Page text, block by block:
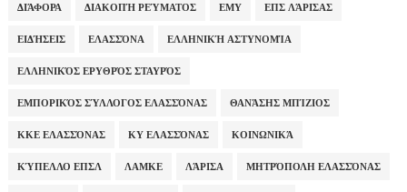
ΔΙΆΦΟΡΑ ΔΙΑΚΟΠΉ ΡΕΎΜΑΤΟΣ ΕΜΥ ΕΠΣ ΛΆΡΙΣΑΣ
ΕΙΔΉΣΕΙΣ ΕΛΑΣΣΌΝΑ ΕΛΛΗΝΙΚΉ ΑΣΤΥΝΟΜΊΑ
ΕΛΛΗΝΙΚΌΣ ΕΡΥΘΡΌΣ ΣΤΑΥΡΌΣ
ΕΜΠΟΡΙΚΌΣ ΣΎΛΛΟΓΟΣ ΕΛΑΣΣΌΝΑΣ ΘΑΝΆΣΗΣ ΜΠΊΖΙΟΣ
ΚΚΕ ΕΛΑΣΣΌΝΑΣ ΚΥ ΕΛΑΣΣΌΝΑΣ ΚΟΙΝΩΝΙΚΆ
ΚΎΠΕΛΛΟ ΕΠΣΛ ΛΑΜΚΕ ΛΆΡΙΣΑ ΜΗΤΡΌΠΟΛΗ ΕΛΑΣΣΌΝΑΣ